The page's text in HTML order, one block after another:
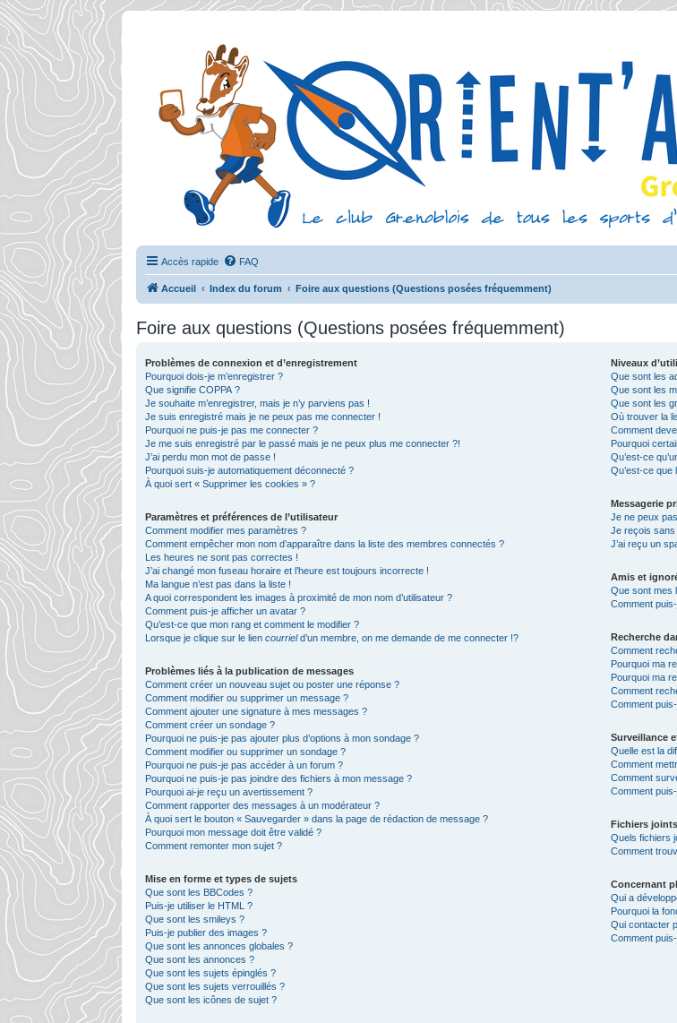
Accès rapide FAQ
Accueil Index du forum Foire aux questions (Questions posées fréquemment)
Foire aux questions (Questions posées fréquemment)
Problèmes de connexion et d’enregistrement
Pourquoi dois-je m’enregistrer ?
Que signifie COPPA ?
Je souhaite m’enregistrer, mais je n’y parviens pas !
Je suis enregistré mais je ne peux pas me connecter !
Pourquoi ne puis-je pas me connecter ?
Je me suis enregistré par le passé mais je ne peux plus me connecter ?!
J’ai perdu mon mot de passe !
Pourquoi suis-je automatiquement déconnecté ?
À quoi sert « Supprimer les cookies » ?
Paramètres et préférences de l’utilisateur
Comment modifier mes paramètres ?
Comment empêcher mon nom d’apparaître dans la liste des membres connectés ?
Les heures ne sont pas correctes !
J’ai changé mon fuseau horaire et l’heure est toujours incorrecte !
Ma langue n’est pas dans la liste !
A quoi correspondent les images à proximité de mon nom d’utilisateur ?
Comment puis-je afficher un avatar ?
Qu’est-ce que mon rang et comment le modifier ?
Lorsque je clique sur le lien courrield’un membre, on me demande de me connecter !?
Problèmes liés à la publication de messages
Comment créer un nouveau sujet ou poster une réponse ?
Comment modifier ou supprimer un message ?
Comment ajouter une signature à mes messages ?
Comment créer un sondage ?
Pourquoi ne puis-je pas ajouter plus d’options à mon sondage ?
Comment modifier ou supprimer un sondage ?
Pourquoi ne puis-je pas accéder à un forum ?
Pourquoi ne puis-je pas joindre des fichiers à mon message ?
Pourquoi ai-je reçu un avertissement ?
Comment rapporter des messages à un modérateur ?
À quoi sert le bouton « Sauvegarder » dans la page de rédaction de message ?
Pourquoi mon message doit être validé ?
Comment remonter mon sujet ?
Mise en forme et types de sujets
Que sont les BBCodes ?
Puis-je utiliser le HTML ?
Que sont les smileys ?
Puis-je publier des images ?
Que sont les annonces globales ?
Que sont les annonces ?
Que sont les sujets épinglés ?
Que sont les sujets verrouillés ?
Que sont les icônes de sujet ?
Niveaux
Que sont les
Que sont les
Que sont les
Où trouver la
Comment
Pourquoi
Qu’est-ce
Qu’est-ce que
Messagerie
Je ne peux
Je reçois sans
J’ai reçu un
Amis et
Que sont mes
Comment
Recherche
Comment
Pourquoi ma
Pourquoi ma
Comment
Comment
Surveillance
Quelle est la
Comment
Comment
Comment
Fichiers joints
Quels fichiers
Comment
Concernant
Qui a
Pourquoi la
Qui contacter
Comment